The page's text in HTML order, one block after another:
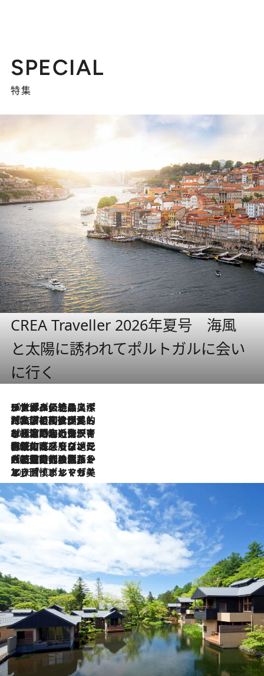
SPECIAL
特集
CREA Traveller 2026年夏号 海風
と太陽に誘われてポルトガルに会い
に行く
2026.8.8
リスボンの絶品スイーツ「パステル・デ・ナタ」とは？ポルトガル伝統の奥深い世界へ
2026.7.27
「私の祖国はポルトガル語です」国民的詩人フェルナンド・ペソアと、彼が愛した文学の街を歩く
2026.7.26
ポルトガル近海が育む極上の海の幸。キリリと冷えた白ワインと愉しむ、シーフード専門店の贅沢
2026.7.22
伝統の味をモダンに昇華。高感度な地元客が集う、リスボンの最旬ガストロノミー
2026.7.21
大航海時代の栄華から、震災、独裁、そして革命へ。ポルトガル・首都リスボンの石畳に刻まれた「歴史の光と影」
2026.7.13
エッセイ・ヤマザキマリ「慎ましくも美しき国 ポルトガル」